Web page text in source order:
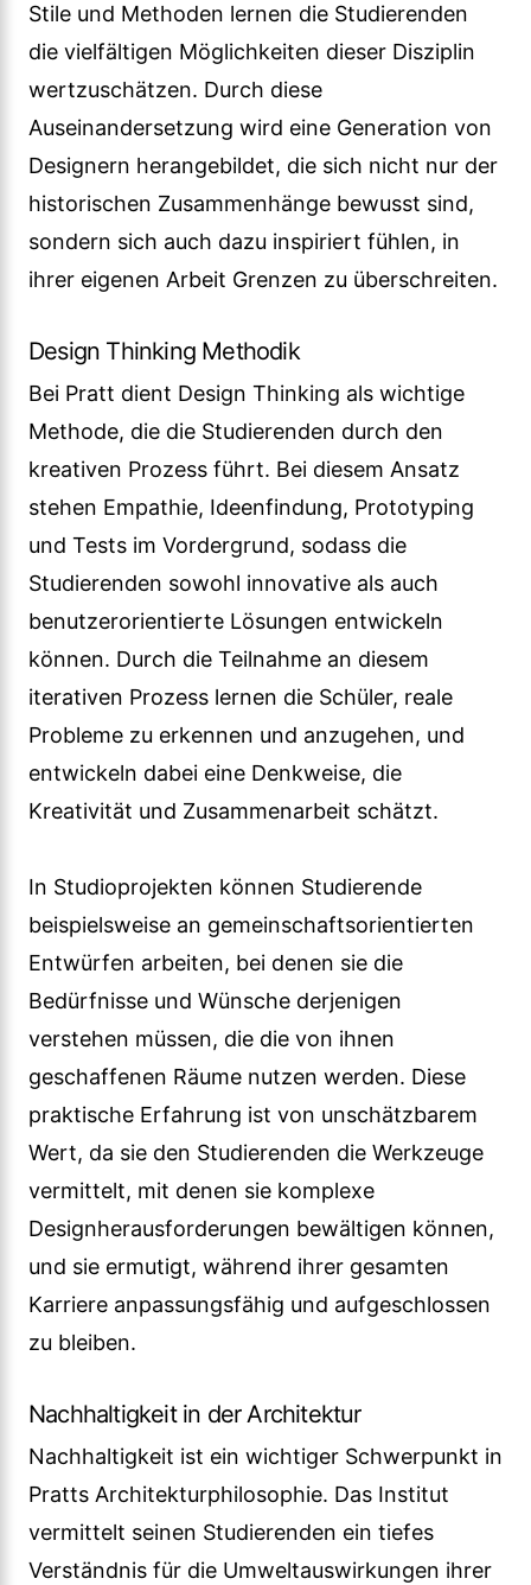
Stile und Methoden lernen die Studierenden
die vielfältigen Möglichkeiten dieser Disziplin
wertzuschätzen. Durch diese
Auseinandersetzung wird eine Generation von
Designern herangebildet, die sich nicht nur der
historischen Zusammenhänge bewusst sind,
sondern sich auch dazu inspiriert fühlen, in
ihrer eigenen Arbeit Grenzen zu überschreiten.
Design Thinking Methodik
Bei Pratt dient Design Thinking als wichtige
Methode, die die Studierenden durch den
kreativen Prozess führt. Bei diesem Ansatz
stehen Empathie, Ideenfindung, Prototyping
und Tests im Vordergrund, sodass die
Studierenden sowohl innovative als auch
benutzerorientierte Lösungen entwickeln
können. Durch die Teilnahme an diesem
iterativen Prozess lernen die Schüler, reale
Probleme zu erkennen und anzugehen, und
entwickeln dabei eine Denkweise, die
Kreativität und Zusammenarbeit schätzt.
In Studioprojekten können Studierende
beispielsweise an gemeinschaftsorientierten
Entwürfen arbeiten, bei denen sie die
Bedürfnisse und Wünsche derjenigen
verstehen müssen, die die von ihnen
geschaffenen Räume nutzen werden. Diese
praktische Erfahrung ist von unschätzbarem
Wert, da sie den Studierenden die Werkzeuge
vermittelt, mit denen sie komplexe
Designherausforderungen bewältigen können,
und sie ermutigt, während ihrer gesamten
Karriere anpassungsfähig und aufgeschlossen
zu bleiben.
Nachhaltigkeit in der Architektur
Nachhaltigkeit ist ein wichtiger Schwerpunkt in
Pratts Architekturphilosophie. Das Institut
vermittelt seinen Studierenden ein tiefes
Verständnis für die Umweltauswirkungen ihrer